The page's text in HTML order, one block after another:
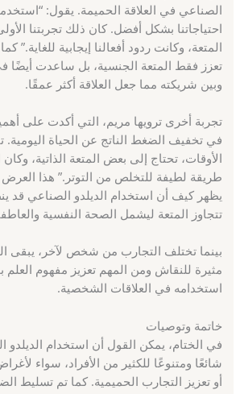
الصناعي في العلاقة الحميمة. يقول:
احتياجاتنا بشكل أفضل. كان ذلك تجربتنا
المتعة، وكانت ردود أفعالنا إيجابية للغاية.”
تعزز فقط المتعة الجنسية، بل ساعدت أيضًا
وبين شريكته مما جعل العلاقة أكثر عمقًا.
تجربة أخرى ترويها مريم، التي أكدت على
في تخفيف الضغط الناتج عن الحياة
الأوقات، تحتاج إلى بعض المتعة الذاتية،
طريقة لطيفة للتخلص من التوتر.” هذا
يظهر كيف أن استخدام الديلدو الصناعي قد
تتجاوز المتعة ليشمل الصحة النفسية
بينما تختلف التجارب من شخص لآخر، يبقى
مثيرة للنقاش ومن المهم تعزيز مفهوم العلم
استخدامه في العلاقات الشخصية.
خاتمة وتوصيات
في الختام، يمكن القول أن استخدام الديلدو
شائعًا ومتنوعًا للكثير من الأفراد، سواء
أو تعزيز التجارب الحميمية. كما تم تسليط